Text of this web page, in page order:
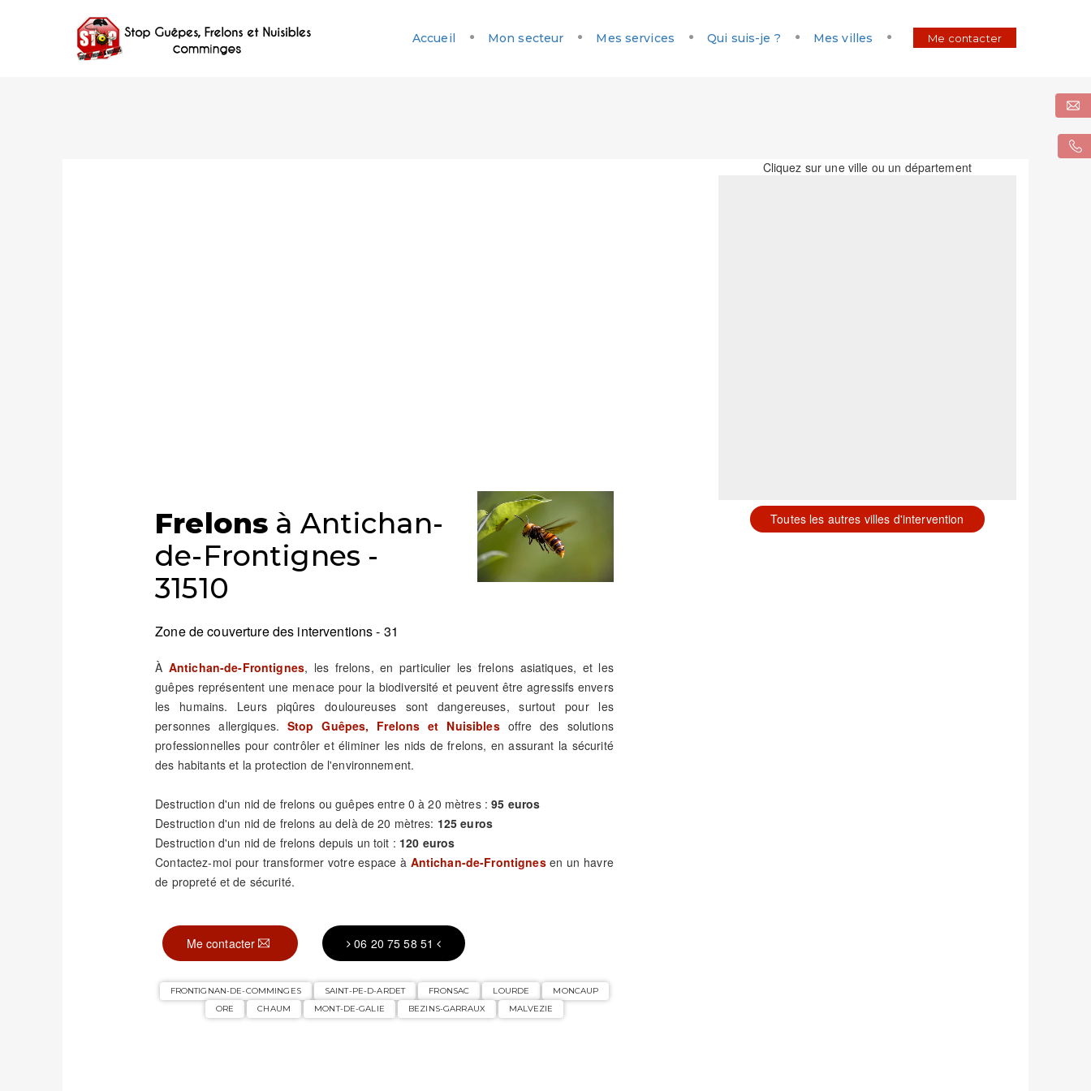
Accueil Mon secteur Mes services Qui suis-je ? Mes villes Me contacter
Frelons à Antichan-
de-Frontignes -
31510
Zone de couverture des interventions - 31
À Antichan-de-Frontignes, les frelons, en particulier les frelons asiatiques, et les
guêpes représentent une menace pour la biodiversité et peuvent être agressifs envers
les humains. Leurs piqûres douloureuses sont dangereuses, surtout pour les
personnes allergiques. Stop Guêpes, Frelons et Nuisiblesoffre des solutions
professionnelles pour contrôler et éliminer les nids de frelons, en assurant la sécurité
des habitants et la protection de l'environnement.
Destruction d'un nid de frelons ou guêpes entre 0 à 20 mètres :95 euros
Destruction d'un nid de frelons au delà de 20 mètres: 125 euros
Destruction d'un nid de frelons depuis un toit : 120 euros
Contactez-moi pour transformer votre espace à Antichan-de-Frontignesen un havre
de propreté et de sécurité.
Me contacter 06 20 75 58 51
FRONTIGNAN-DE-COMMINGES SAINT-PE-D-ARDET FRONSAC LOURDE
MONCAUP
ORE
CHAUM MONT-DE-GALIE BEZINS-GARRAUX MALVEZIE
Cliquez sur une ville ou un département
Toutes les autres villes d'intervention